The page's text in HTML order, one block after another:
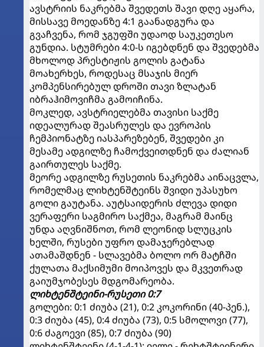
ავსტრიის ნაკრებმა შვედეთს შავი დღე აყარა,
მისსავე მოედანზე 4:1 გაანადგურა და
გვაჩვენა, რომ ჯგუფში უდაოდ საუკეთესო
გუნდია. სტუმრები 4:0-ს იგებდნენ და შვედებმა
მხოლოდ პრესტიჟის გოლის გატანა
მოახერხეს, როდესაც მსაჯის მიერ
კომპენსირებულ დროში თავი ზლატან
იბრაჰიმოვიჩმა გამოიჩინა.
მოკლედ, ავსტრიელებმა თავისი საქმე
იდეალურად შეასრულეს და ევროპის
ჩემპიონატზე იასპარეზებენ, შვედები კი
მესამე ადგილზე ჩამოქვეითდნენ და ძალიან
გაირთულეს საქმე.
მეორე ადგილზე რუსეთის ნაკრებმა აინაცვლა,
რომელმაც ლიხტენშტეინს შვიდი უპასუხო
გოლი გაუტანა. აუტსაიდერის ძლევა დიდი
ვერაფერი საგმირო საქმეა, მაგრამ მაინც
უნდა აღვნიშნოთ, რომ ლეონიდ სლუცკის
ხელში, რუსები უფრო დამაჯერებლად
ათამაშდნენ - სლავებმა ბოლო ორ მატჩში
ქულათა მაქსიმუმი მოიპოვეს და მკვეთრად
გაიუმჯობესეს მდგომარეობა.
ლიხტენშტეინი-რუსეთი 0:7
გოლები: 0:1 ძიუბა (21), 0:2 კოკორინი (40-პენ.),
0:3 ძიუბა (45), 0:4 ძიუბა (73), 0:5 სმოლოვი (77),
0:6 ძაგოევი (85), 0:7 ძიუბა (90)